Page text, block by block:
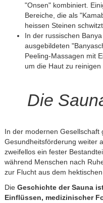
"Onsen" kombiniert.
Bereiche, die als
heissen Steinen schwitzt.
In der russischen
ausgebildeten
Peeling-Massagen mit
um die Haut zu
Die
In der modernen Gesellschaft
Gesundheitsförderung weiter
zweifellos ein fester
während Menschen nach
zur Flucht aus dem
Die Geschichte der Sauna
Einflüssen, medizinischer